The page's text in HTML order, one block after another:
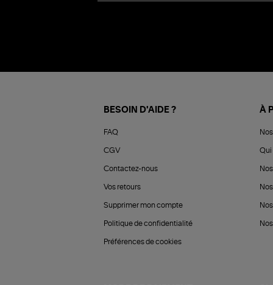
BESOIN D'AIDE ?
FAQ
CGV
Contactez-nous
Vos retours
Supprimer mon compte
Politique de confidentialité
Préférences de cookies
À
Qui